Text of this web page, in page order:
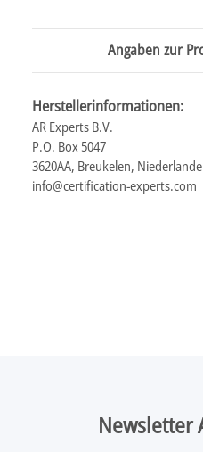
Angaben zur
Herstellerinformationen:
AR Experts B.V.
P.O. Box 5047
3620AA, Breukelen, Niederlande
info@certification-experts.com
Newsletter